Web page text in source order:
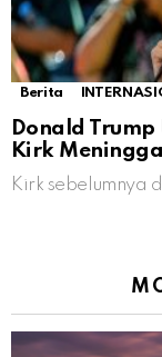
Berita
Donald
Kirk
Kirk sebelumnya